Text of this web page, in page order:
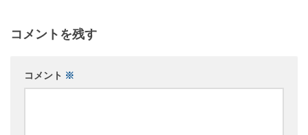
コメントを残す
コメント ※